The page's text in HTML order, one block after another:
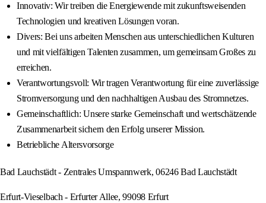
Innovativ: Wir treiben die Energiewende mit zukunftsweisenden
Technologien und kreativen Lösungen voran.
Divers: Bei uns arbeiten Menschen aus unterschiedlichen Kulturen
und mit vielfältigen Talenten zusammen, um gemeinsam Großes zu
erreichen.
Verantwortungsvoll: Wir tragen Verantwortung für eine zuverlässige
Stromversorgung und den nachhaltigen Ausbau des Stromnetzes.
Gemeinschaftlich: Unsere starke Gemeinschaft und wertschätzende
Zusammenarbeit sichern den Erfolg unserer Mission.
Betriebliche Altersvorsorge
Bad Lauchstädt - Zentrales Umspannwerk, 06246 Bad Lauchstädt
Erfurt-Vieselbach - Erfurter Allee, 99098 Erfurt